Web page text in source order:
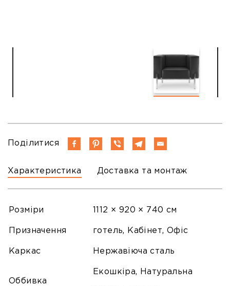
Характеристика Доставка та монтаж
Поділитися
Розміри 1112 × 920 × 740 см
Призначення готель, Кабінет, Офіс
Каркас Нержавіюча сталь
Оббивка
Екошкіра, Натуральна